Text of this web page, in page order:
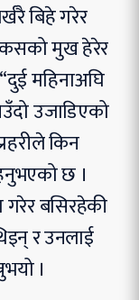
बिहे गरेर
कसको मुख हेरेर
महिनाअघि
उजाडिएको
किन
छ ।
गरेर बसिरहेकी
र उनलाई
।